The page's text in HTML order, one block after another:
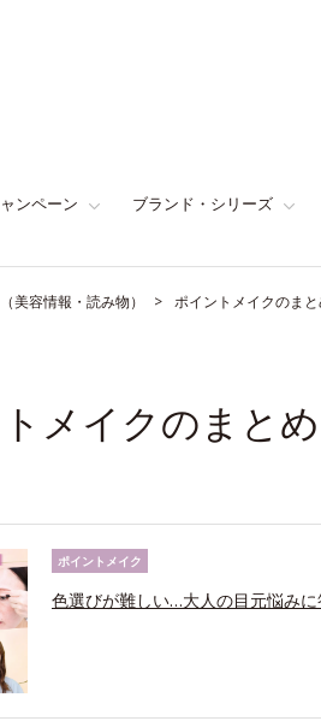
ンペーン ブランド・シリーズ
美容情報・読み物） ポイントメイクのま
メイクのまとめ
ポイントメイク
色選びが難しい…大人の目元悩み